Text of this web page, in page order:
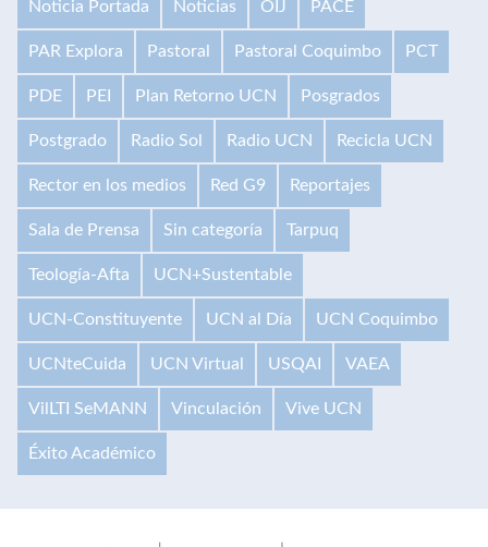
Noticia Portada Noticias OIJ PACE
PAR Explora Pastoral Pastoral Coquimbo PCT
PDE PEI Plan Retorno UCN Posgrados
Postgrado Radio Sol Radio UCN Recicla UCN
Rector en los medios Red G9 Reportajes
Sala de Prensa Sin categoría Tarpuq
Teología-Afta UCN+Sustentable
UCN-Constituyente UCN al Día UCN Coquimbo
UCNteCuida UCN Virtual USQAI VAEA
VilLTI SeMANN Vinculación Vive UCN
Éxito Académico